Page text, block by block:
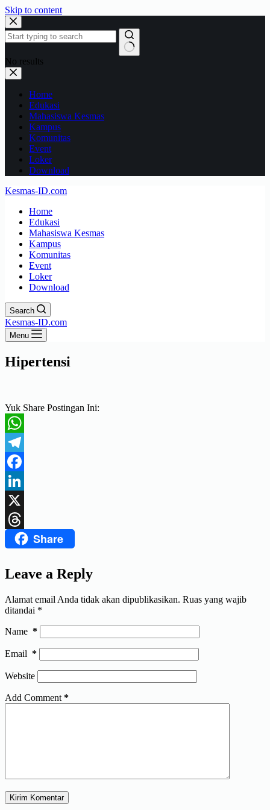
Skip to content
No results
Home
Edukasi
Mahasiswa Kesmas
Kampus
Komunitas
Event
Loker
Download
Kesmas-ID.com
Home
Edukasi
Mahasiswa Kesmas
Kampus
Komunitas
Event
Loker
Download
Search
Kesmas-ID.com
Menu
Hipertensi
Yuk Share Postingan Ini:
WhatsApp
Telegram
Facebook
LinkedIn
X
ThreadsShare
Leave a Reply
Alamat email Anda tidak akan dipublikasikan. Ruas yang wajib
ditandai *
Name *
Email *
Website
Add Comment *
Kirim Komentar